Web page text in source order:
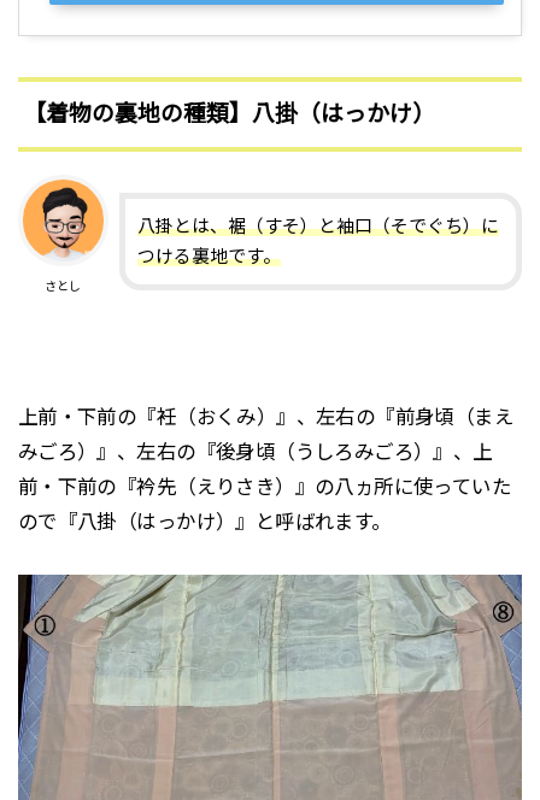
【着物の裏地の種類】八掛（はっかけ）
さとし
八掛とは、裾（すそ）と袖口（そでぐち）に
つける裏地です。
上前・下前の『衽（おくみ）』、左右の『前身頃（まえ
みごろ）』、左右の『後身頃（うしろみごろ）』、上
前・下前の『衿先（えりさき）』の八ヵ所に使っていた
ので『八掛（はっかけ）』と呼ばれます。